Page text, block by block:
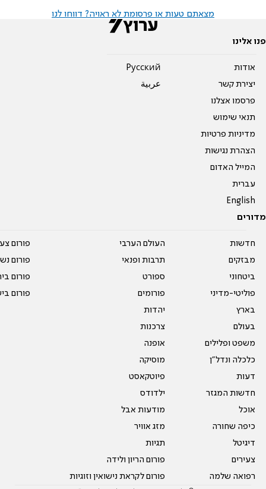
מצאתם טעות או פרסומת לא ראויה? דווחו לנו
פנו אלינו
אודות
יצירת קשר
פרסמו אצלנו
תנאי שימוש
מדיניות פרטיות
הצהרת נגישות
המייל האדום
עברית
English
Pусский
عربية
מדורים
חדשות
מבזקים
ביטחוני
פוליטי-מדיני
בארץ
בעולם
משפט ופלילים
כלכלה ונדל"ן
דעות
חדשות המגזר
אוכל
כיפה שחורה
דיגיטל
צעירים
רפואה שלמה
העולם הערבי
תרבות ופנאי
ספורט
פורומים
יהדות
צרכנות
אופנה
מוסיקה
פיוטקאסט
ילדודס
מודעות אבל
מזג אוויר
תגיות
פורום הריון ולידה
פורום לקראת נישואין וזוגיות
פורום
פורום
פורום
פורום